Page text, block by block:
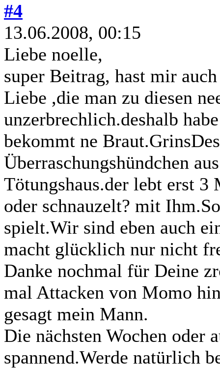
#4
13.06.2008, 00:15
Liebe noelle,
super Beitrag, hast mir
Liebe ,die man zu diesen
unzerbrechlich.deshalb
bekommt ne
Überraschungshündchen
Tötungshaus.der lebt erst 3
oder schnauzelt? mit
spielt.Wir sind eben auch
macht glücklich nur nicht
Danke nochmal für Deine
mal Attacken von Momo
gesagt mein Mann.
Die nächsten Wochen oder
spannend.Werde natürlich